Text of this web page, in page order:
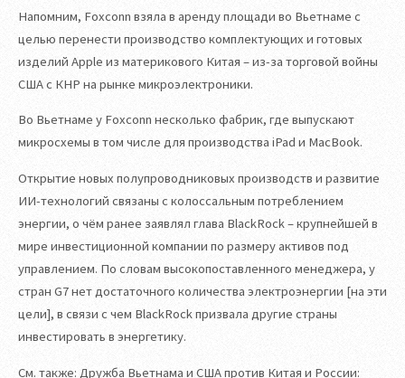
Напомним, Foxconn взяла в аренду площади во Вьетнаме с
целью перенести производство комплектующих и готовых
изделий Apple из материкового Китая – из-за торговой войны
США с КНР на рынке микроэлектроники.
Во Вьетнаме у Foxconn несколько фабрик, где выпускают
микросхемы в том числе для производства iPad и MacBook.
Открытие новых полупроводниковых производств и развитие
ИИ-технологий связаны с колоссальным потреблением
энергии, о чём ранее заявлял глава BlackRock – крупнейшей в
мире инвестиционной компании по размеру активов под
управлением. По словам высокопоставленного менеджера, у
стран G7 нет достаточного количества электроэнергии [на эти
цели], в связи с чем BlackRock призвала другие страны
инвестировать в энергетику.
См. также: Дружба Вьетнама и США против Китая и России: